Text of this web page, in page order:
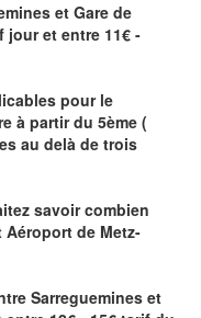
et Gare de
jour et entre 11€ -
pour le
à partir du 5ème (
au delà de trois
savoircombien
de Metz-
Sarreguemines et